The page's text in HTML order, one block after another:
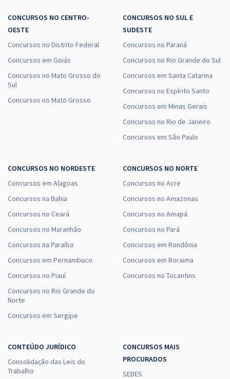
CONCURSOS NO CENTRO-
OESTE
Concursos no Distrito Federal
Concursos em Goiás
Concursos no Mato Grosso do
Sul
Concursos no Mato Grosso
CONCURSOS NO SUL E
SUDESTE
Concursos no Paraná
Concursos no Rio Grande do Sul
Concursos em Santa Catarina
Concursos no Espírito Santo
Concursos em Minas Gerais
Concursos no Rio de Janeiro
Concursos em São Paulo
CONCURSOS NO NORDESTE
Concursos em Alagoas
Concursos na Bahia
Concursos no Ceará
Concursos no Maranhão
Concursos na Paraíba
Concursos em Pernambuco
Concursos no Piauí
Concursos no Rio Grande do
Norte
Concursos em Sergipe
CONCURSOS NO NORTE
Concursos no Acre
Concursos no Amazonas
Concursos no Amapá
Concursos no Pará
Concursos em Rondônia
Concursos em Roraima
Concursos no Tocantins
CONTEÚDO JURÍDICO
Consolidação das Leis do
Trabalho
CONCURSOS MAIS
PROCURADOS
SEDES